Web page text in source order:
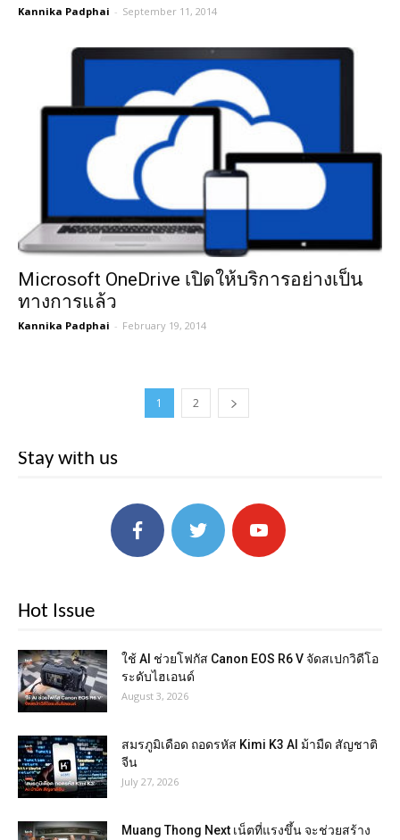
Kannika Padphai - September 11, 2014
Microsoft OneDrive เปิดให้บริการอย่างเป็น
ทางการแล้ว
Kannika Padphai - February 19, 2014
1 2
Stay with us
Hot Issue
ใช้ AI ช่วยโฟกัส Canon EOS R6 V จัดสเปกวิดีโอ
ระดับไฮเอนด์
August 3, 2026
สมรภูมิเดือด ถอดรหัส Kimi K3 AI ม้ามืด สัญชาติ
จีน
July 27, 2026
Muang Thong Next เน็ตที่แรงขึ้น จะช่วยสร้าง